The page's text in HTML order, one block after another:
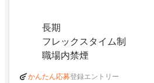
長期
フレックスタイム制
職場内禁煙
かんたん応募登録エントリー